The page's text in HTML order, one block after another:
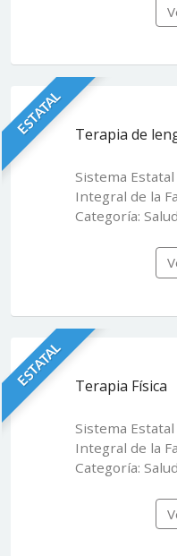
ESTATAL Terapia de
Sistema
Integral de la
Categoría: Salud
ESTATAL Terapia Física
Sistema
Integral de la
Categoría: Salud